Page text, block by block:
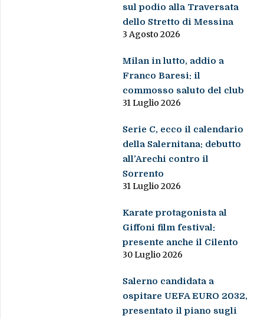
sul podio alla Traversata
dello Stretto di Messina
3 Agosto 2026
Milan in lutto, addio a
Franco Baresi: il
commosso saluto del club
31 Luglio 2026
Serie C, ecco il calendario
della Salernitana: debutto
all’Arechi contro il
Sorrento
31 Luglio 2026
Karate protagonista al
Giffoni film festival:
presente anche il Cilento
30 Luglio 2026
Salerno candidata a
ospitare UEFA EURO 2032,
presentato il piano sugli